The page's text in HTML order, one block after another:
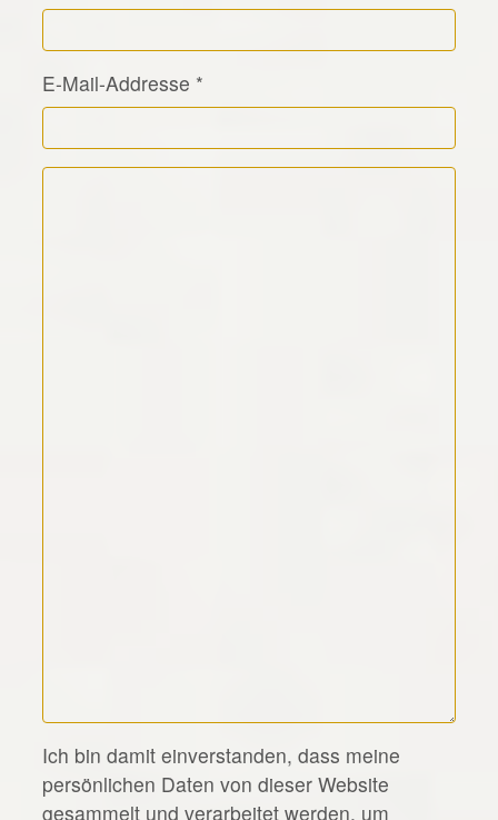
E-Mail-Addresse *
Kommentar Text
*
Ich bin damit einverstanden, dass meine
persönlichen Daten von dieser Website
gesammelt und verarbeitet werden, um